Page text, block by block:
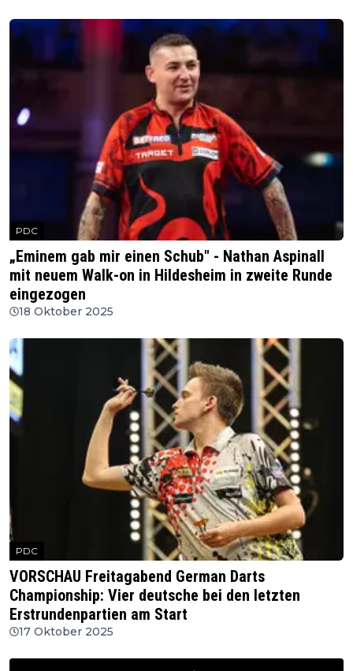
PDC
„Eminem gab mir einen Schub" - Nathan Aspinall
mit neuem Walk-on in Hildesheim in zweite Runde
eingezogen
18 Oktober 2025
PDC
VORSCHAU Freitagabend German Darts
Championship: Vier deutsche bei den letzten
Erstrundenpartien am Start
17 Oktober 2025